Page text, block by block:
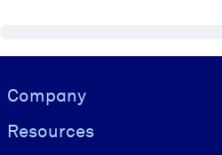
Visually hidden Text
Company
Resources